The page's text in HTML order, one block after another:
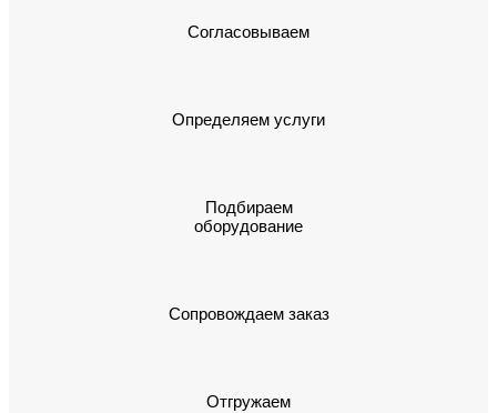
Согласовываем
Определяем услуги
Подбираем
оборудование
Сопровождаем заказ
Отгружаем